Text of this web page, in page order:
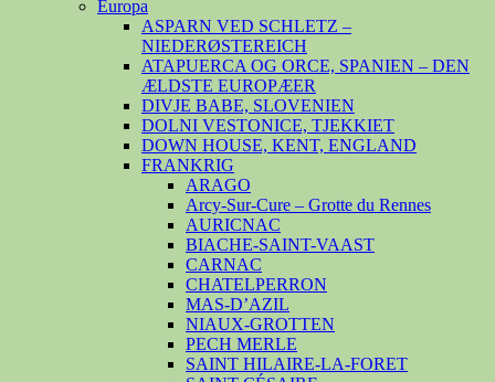
Europa
ASPARN VED SCHLETZ –
NIEDERØSTEREICH
ATAPUERCA OG ORCE, SPANIEN – DEN
ÆLDSTE EUROPÆER
DIVJE BABE, SLOVENIEN
DOLNI VESTONICE, TJEKKIET
DOWN HOUSE, KENT, ENGLAND
FRANKRIG
ARAGO
Arcy-Sur-Cure – Grotte du Rennes
AURICNAC
BIACHE-SAINT-VAAST
CARNAC
CHATELPERRON
MAS-D’AZIL
NIAUX-GROTTEN
PECH MERLE
SAINT HILAIRE-LA-FORET